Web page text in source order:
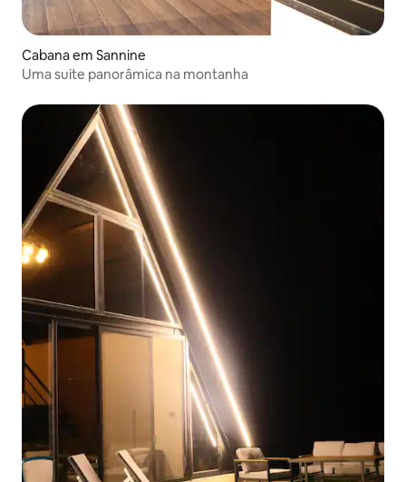
Cabana em Sannine
Uma suite panorâmica na montanha